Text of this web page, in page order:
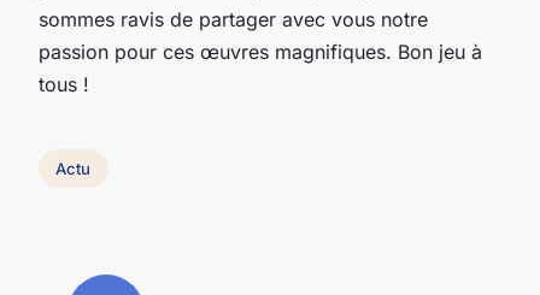
sommes ravis de partager avec vous notre
passion pour ces œuvres magnifiques. Bon jeu à
tous !
Actu